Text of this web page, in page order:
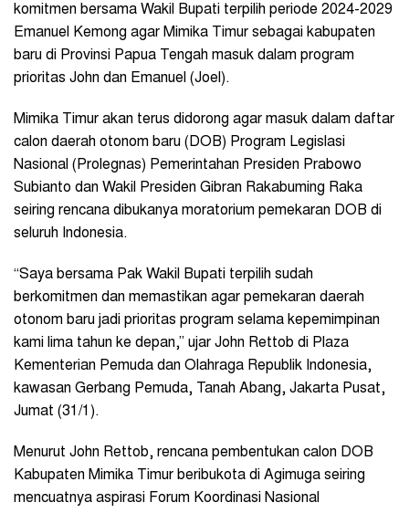
komitmen bersama Wakil Bupati terpilih periode 2024-2029
Emanuel Kemong agar Mimika Timur sebagai kabupaten
baru di Provinsi Papua Tengah masuk dalam program
prioritas John dan Emanuel (Joel).
Mimika Timur akan terus didorong agar masuk dalam daftar
calon daerah otonom baru (DOB) Program Legislasi
Nasional (Prolegnas) Pemerintahan Presiden Prabowo
Subianto dan Wakil Presiden Gibran Rakabuming Raka
seiring rencana dibukanya moratorium pemekaran DOB di
seluruh Indonesia.
“Saya bersama Pak Wakil Bupati terpilih sudah
berkomitmen dan memastikan agar pemekaran daerah
otonom baru jadi prioritas program selama kepemimpinan
kami lima tahun ke depan,” ujar John Rettob di Plaza
Kementerian Pemuda dan Olahraga Republik Indonesia,
kawasan Gerbang Pemuda, Tanah Abang, Jakarta Pusat,
Jumat (31/1).
Menurut John Rettob, rencana pembentukan calon DOB
Kabupaten Mimika Timur beribukota di Agimuga seiring
mencuatnya aspirasi Forum Koordinasi Nasional